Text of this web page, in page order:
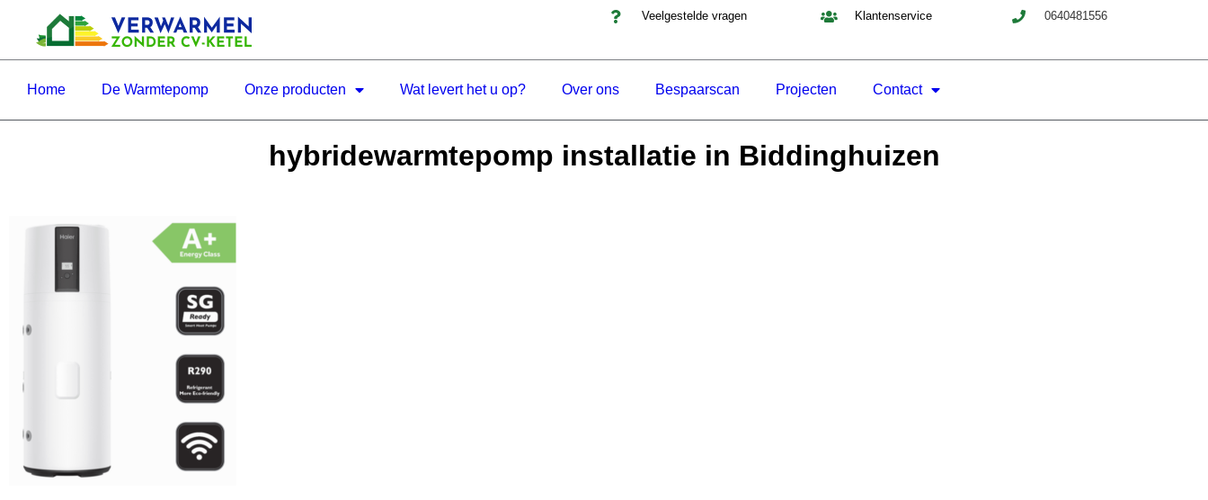
Veelgestelde vragen Klantenservice 0640481556
Home De Warmtepomp Onze producten Wat levert het u op? Over ons Bespaarscan Projecten Contact
hybridewarmtepomp installatie in Biddinghuizen